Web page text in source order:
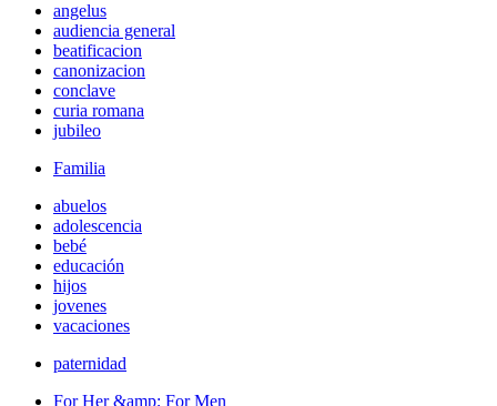
angelus
audiencia general
beatificacion
canonizacion
conclave
curia romana
jubileo
Familia
abuelos
adolescencia
bebé
educación
hijos
jovenes
vacaciones
paternidad
For Her &amp; For Men